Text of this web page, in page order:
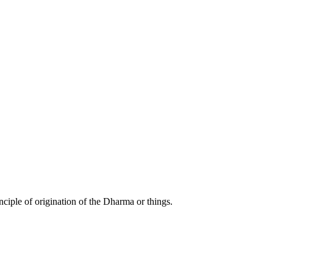
of origination of the Dharma or things.